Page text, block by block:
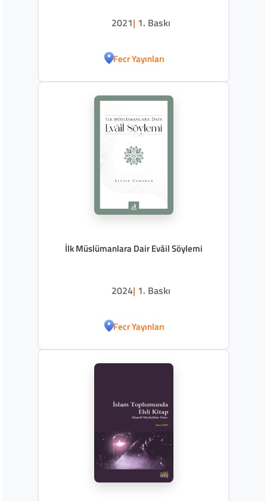
2021| 1. Baskı
Fecr Yayınları
İlk Müslümanlara Dair Evâil Söylemi
2024| 1. Baskı
Fecr Yayınları